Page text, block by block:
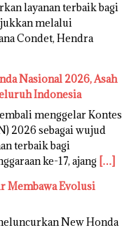
layanan terbaik bagi
melalui
Condet, Hendra
Nasional 2026, Asah
Indonesia
menggelar Kontes
2026 sebagai wujud
terbaik bagi
ke-17, ajang […]
Membawa Evolusi
New Honda